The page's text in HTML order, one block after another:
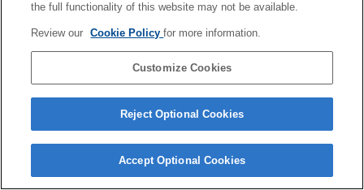
the full functionality of this website may not be available.
Review our Cookie Policyfor more information.
Customize Cookies
Reject Optional Cookies
Accept Optional Cookies